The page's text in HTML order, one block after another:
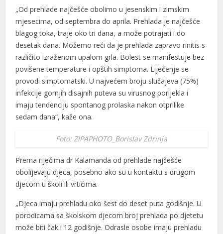
„Od prehlade najčešće obolimo u jesenskim i zimskim
mjesecima, od septembra do aprila. Prehlada je najčešće
blagog toka, traje oko tri dana, a može potrajati i do
desetak dana. Možemo reći da je prehlada zapravo rinitis s
različito izraženom upalom grla. Bolest se manifestuje bez
povišene temperature i opštih simptoma. Liječenje se
provodi simptomatski. U najvećem broju slučajeva (75%)
infekcije gornjih disajnih puteva su virusnog porijekla i
imaju tendenciju spontanog prolaska nakon otprilike
sedam dana“, kaže ona.
Foto: ZIPAPHOTO_Borislav Zdrinja
Prema riječima dr Kalamanda od prehlade najčešće
obolijevaju djeca, posebno ako su u kontaktu s drugom
djecom u školi ili vrtićima.
„Djeca imaju prehladu oko šest do deset puta godišnje. U
porodicama sa školskom djecom broj prehlada po djetetu
može biti čak i 12 godišnje. Odrasle osobe imaju prehladu